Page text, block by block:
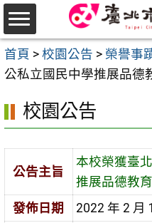
跳
至
主
要
區
首頁 > 校園公告 > 榮譽事
公私立國民中學推展品德
校園公告
公告主旨
本校榮獲臺
推展品德教
發佈日期
2022 年 2 月
選
單